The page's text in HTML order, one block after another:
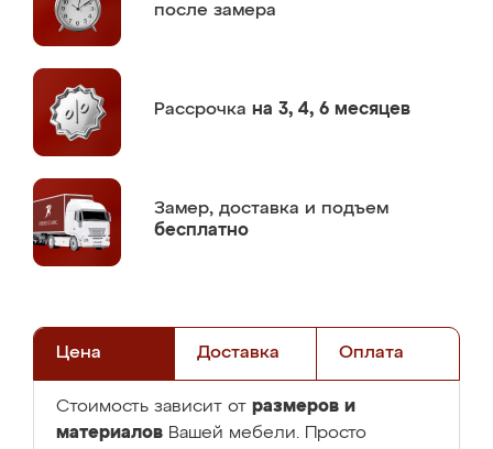
после замера
Рассрочка на 3, 4, 6 месяцев
Замер, доставка и подъем
бесплатно
Цена Доставка Оплата
Стоимость зависит от размеров и
материалов Вашей мебели. Просто